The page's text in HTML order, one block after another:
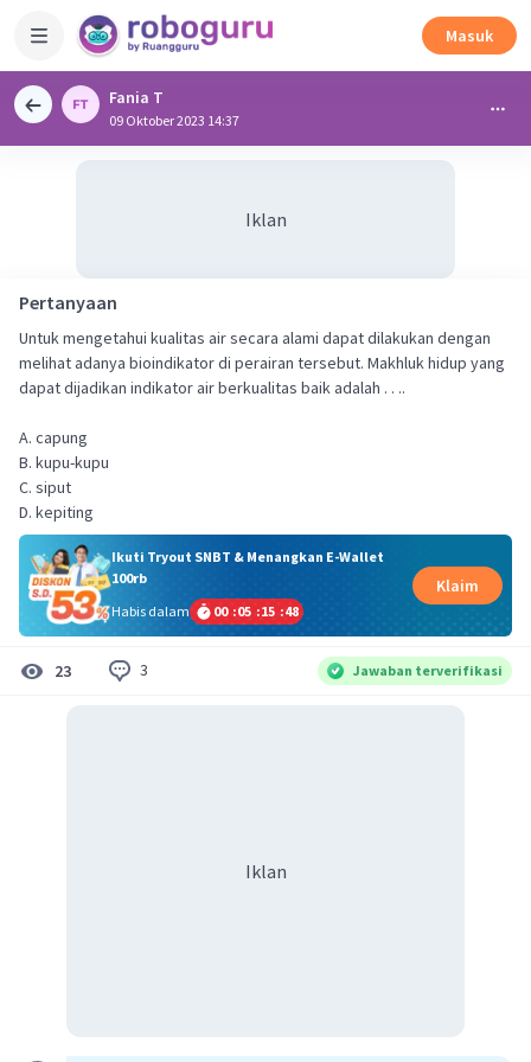
Masuk
Fania T
09 Oktober 2023 14:37
Iklan
Pertanyaan
Untuk mengetahui kualitas air secara alami dapat dilakukan dengan
melihat adanya bioindikator di perairan tersebut. Makhluk hidup yang
dapat dijadikan indikator air berkualitas baik adalah . . ..
A. capung
B. kupu-kupu
C. siput
D. kepiting
Ikuti Tryout SNBT & Menangkan E-Wallet
100rb
Habis dalam
00 :05 :15 :48
Klaim
23 3 Jawaban terverifikasi
Iklan